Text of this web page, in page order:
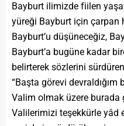
Bayburt ilimizde fiilen
yüreği Bayburt için çarpan
Bayburt’u düşüneceğiz,
Bayburt’a bugüne kadar
belirterek sözlerini
“Başta görevi
Valim olmak üzere burada
Valilerimizi teşekkürle yâd